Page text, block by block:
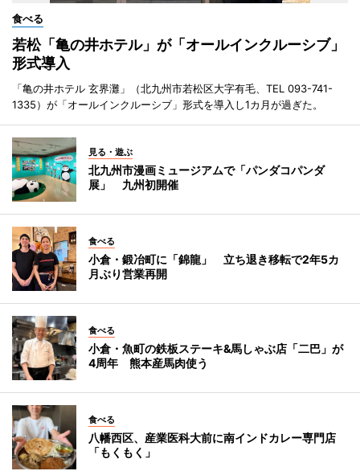
食べる
若松「亀の井ホテル」が「オールインクルーシブ」
形式導入
「亀の井ホテル 玄界灘」（北九州市若松区大字有毛、TEL 093-741-
1335）が「オールインクルーシブ」形式を導入し1カ月が過ぎた。
見る・遊ぶ
北九州市漫画ミュージアムで「パンダコパンダ
展」 九州初開催
食べる
小倉・鍛冶町に「錦龍」 立ち退き移転で2年5カ
月ぶり営業再開
食べる
小倉・魚町の鉄板ステーキ&馬しゃぶ店「二巴」が
4周年 熊本産馬肉使う
食べる
八幡西区、産業医科大前に南インドカレー専門店
「もくもく」